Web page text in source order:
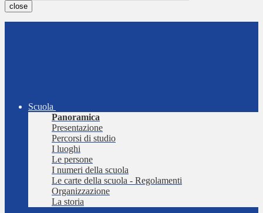
close
Scuola
Panoramica
Presentazione
Percorsi di studio
I luoghi
Le persone
I numeri della scuola
Le carte della scuola - Regolamenti
Organizzazione
La storia